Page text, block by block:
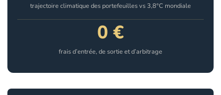
trajectoire climatique des portefeuilles vs 3,8°C mondiale
0 €
frais d’entrée, de sortie et d’arbitrage